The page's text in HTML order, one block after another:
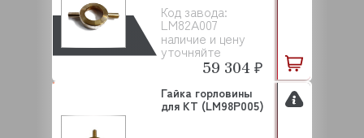
Код завода:
LM82A007
наличие и цену
уточняйте
59 304 ₽
Гайка горловины
для KT (LM98P005)